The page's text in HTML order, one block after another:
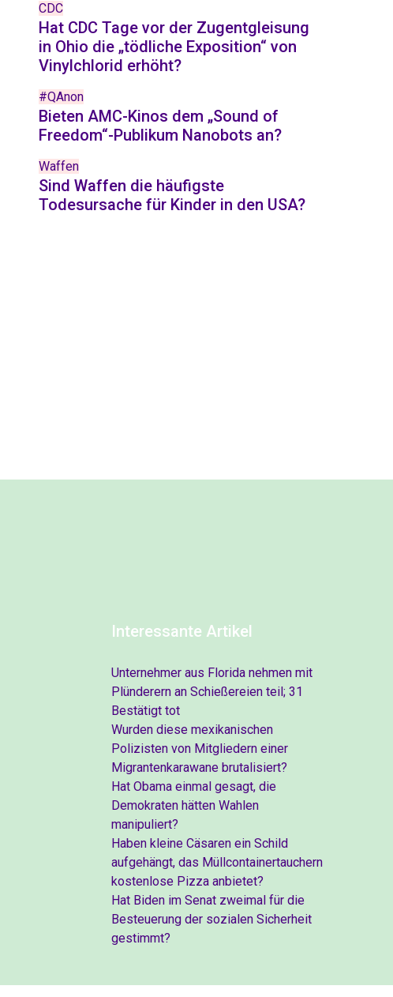
CDC
Hat CDC Tage vor der Zugentgleisung
in Ohio die „tödliche Exposition“ von
Vinylchlorid erhöht?
#QAnon
Bieten AMC-Kinos dem „Sound of
Freedom“-Publikum Nanobots an?
Waffen
Sind Waffen die häufigste
Todesursache für Kinder in den USA?
Interessante Artikel
Unternehmer aus Florida nehmen mit
Plünderern an Schießereien teil; 31
Bestätigt tot
Wurden diese mexikanischen
Polizisten von Mitgliedern einer
Migrantenkarawane brutalisiert?
Hat Obama einmal gesagt, die
Demokraten hätten Wahlen
manipuliert?
Haben kleine Cäsaren ein Schild
aufgehängt, das Müllcontainertauchern
kostenlose Pizza anbietet?
Hat Biden im Senat zweimal für die
Besteuerung der sozialen Sicherheit
gestimmt?